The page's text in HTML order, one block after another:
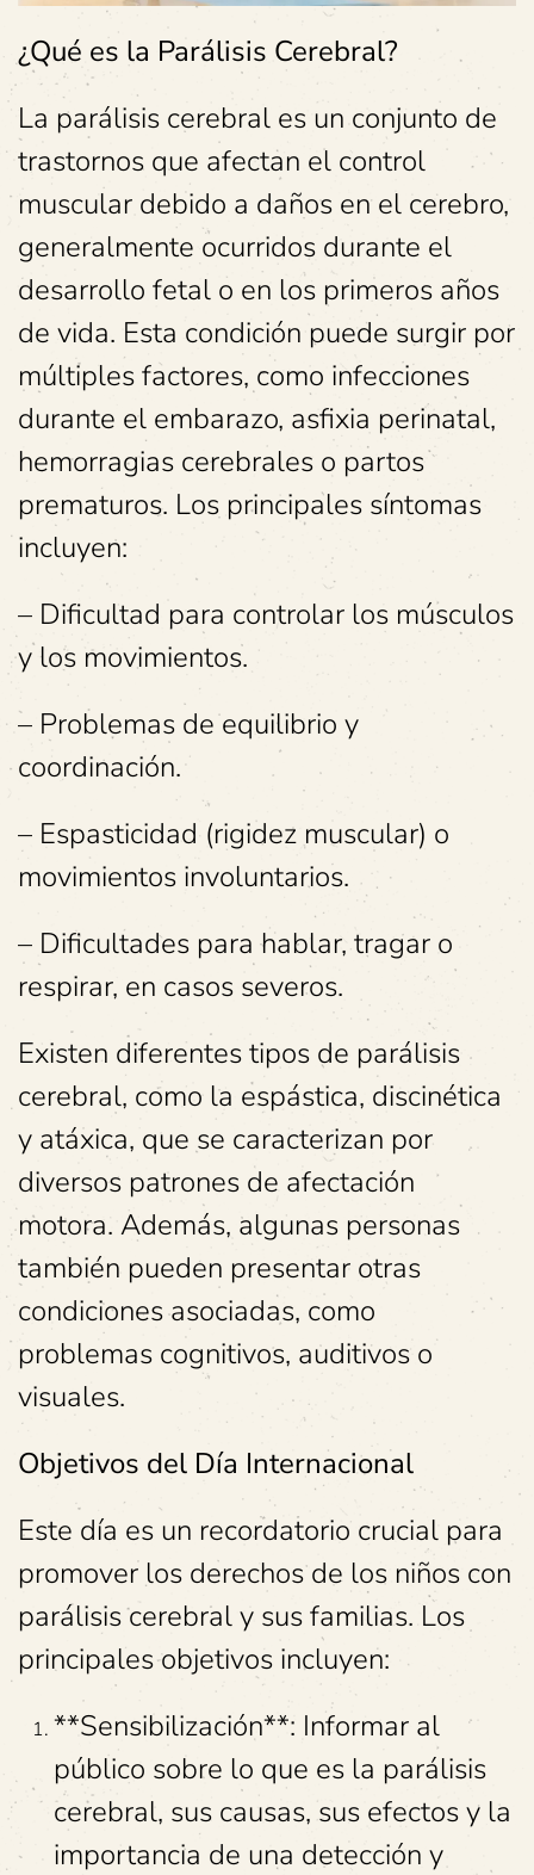
¿Qué es la Parálisis Cerebral?
La parálisis cerebral es un conjunto de
trastornos que afectan el control
muscular debido a daños en el cerebro,
generalmente ocurridos durante el
desarrollo fetal o en los primeros años
de vida. Esta condición puede surgir por
múltiples factores, como infecciones
durante el embarazo, asfixia perinatal,
hemorragias cerebrales o partos
prematuros. Los principales síntomas
incluyen:
– Dificultad para controlar los músculos
y los movimientos.
– Problemas de equilibrio y
coordinación.
– Espasticidad (rigidez muscular) o
movimientos involuntarios.
– Dificultades para hablar, tragar o
respirar, en casos severos.
Existen diferentes tipos de parálisis
cerebral, como la espástica, discinética
y atáxica, que se caracterizan por
diversos patrones de afectación
motora. Además, algunas personas
también pueden presentar otras
condiciones asociadas, como
problemas cognitivos, auditivos o
visuales.
Objetivos del Día Internacional
Este día es un recordatorio crucial para
promover los derechos de los niños con
parálisis cerebral y sus familias. Los
principales objetivos incluyen:
**Sensibilización**: Informar al
público sobre lo que es la parálisis
cerebral, sus causas, sus efectos y la
importancia de una detección y